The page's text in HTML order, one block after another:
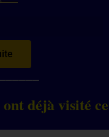
ont déjà visité ce